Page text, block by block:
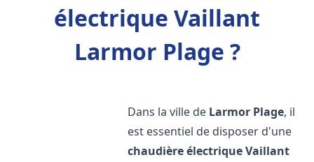
électrique Vaillant
Larmor Plage ?
Dans la ville de Larmor Plage, il
est essentiel de disposer d'une
chaudière électrique Vaillant